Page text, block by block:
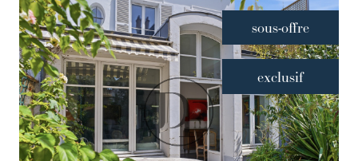
sous-offre
exclusif
VOIR LE BIEN